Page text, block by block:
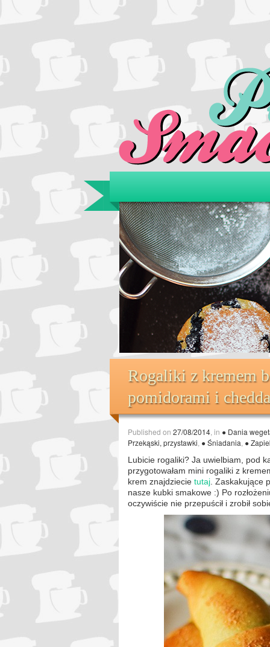
Rogaliki z kremem
pomidorami i
Published on 27/08/2014 , in ● Dania
Przekąski, przystawki ● Śniadania ●
Lubicie rogaliki? Ja uwielbiam, pod
przygotowałam mini rogaliki z
krem znajdziecie tutaj . Zaskakujące
nasze kubki smakowe :) Po
oczywiście nie przepuścił i zrobił